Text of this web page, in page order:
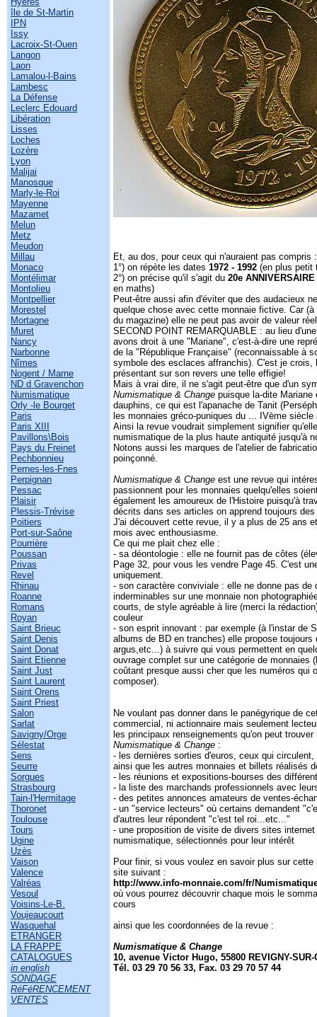
île de St-Martin
IPN
Issy
Lacroix-St-Ouen
Langon
Laon
Lamalou-l-Bains
Lambesc
La Défense
Leclerc Edouard
Libération
Lisses
Loches
Lozère
Lyon
Malijai
Manosque
Marly-le-Roi
Mayenne
Mazamet
Melun
Metz
Meudon
Millau
Monaco
Montélimar
Montolieu
Montpellier
Morestel
Mortagne
Muret
Nancy
Narbonne
Nîmes
Nogent / Marne
ND d Gravenchon
Numismatique
Orly -le Bourget
Paris
Paris XIII
Pavillons\Bois
Pays du Freinet
Pechbonnieu
Pernes-les-Fnes
Perpignan
Pessac
Plaisir
Plessis-Trévise
Poitiers
Port-sur-Saône
Pourrière
Poussan
Privas
Revel
Rhinau
Roanne
Romans
Royan
Saint Brieuc
Saint Denis
Saint Donat
Saint Etienne
Saint Just
Saint Laurent
Saint Orens
Saint Priest
Salon
Sarlat
Savigny/Orge
Sélestat
Sens
Seurre
Sorgues
Strasbourg
Tain-l'Hermitage
Thoronet
Toulouse
Tours
Ugine
Uzès
Vaison
Valence
Valréas
Vesoul
Voisins-Le-B.
Voujeaucourt
Wasquehal
ETRANGER
LA FRAPPE
CATALOGUES
in english
SONDAGE
RéFéRENCEMENT
VENTES
Et, au dos, pour ceux qui n'auraient pas compris
1°) on répète les dates 1972 - 1992 (en plus
2°) on précise qu'il s'agit du 20e ANNIVERSAIRE
en maths)
Peut-être aussi afin d'éviter que des audacieux
quelque chose avec cette monnaie fictive. Car
du magazine) elle ne peut pas avoir de valeur
SECOND POINT REMARQUABLE : au lieu
avons droit à une "Mariane", c'est-à-dire une
de la "République Française" (reconnaissable à
symbole des esclaces affranchis). C'est je crois,
présentant sur son revers une telle effigie!
Mais à vrai dire, il ne s'agit peut-être que d'un
Numismatique & Change puisque la-dite Mariane
dauphins, ce qui est l'apanache de Tanit
les monnaies gréco-puniques du ... IVème
Ainsi la revue voudrait simplement signifier
numismatique de la plus haute antiquité jusqu'à
Notons aussi les marques de l'atelier de
poinçonné.
Numismatique & Change est une revue qui
passionnent pour les monnaies quelqu'elles
également les amoureux de l'Histoire puisqu'à
décrits dans ses articles on apprend toujours
J'ai découvert cette revue, il y a plus de 25 ans
mois avec enthousiasme.
Ce qui me plait chez elle :
- sa déontologie : elle ne fournit pas de côtes
Page 32, pour vous les vendre Page 45. C'est
uniquement.
- son caractère conviviale : elle ne donne pas de
inderminables sur une monnaie non
courts, de style agréable à lire (merci la
couleur
- son esprit innovant : par exemple (à l'instar de
albums de BD en tranches) elle propose toujours
argus,etc...) à suivre qui vous permettent en
ouvrage complet sur une catégorie de monnaies
coûtant presque aussi cher que les numéros qui
composer).
Ne voulant pas donner dans le panégyrique de
commercial, ni actionnaire mais seulement
les principaux renseignements qu'on peut
Numismatique & Change :
- les dernières sorties d'euros, ceux qui
ainsi que les autres monnaies et billets réalisés
- les réunions et expositions-bourses des
- la liste des marchands professionnels avec
- des petites annonces amateurs de ventes-
- un "service lecteurs" où certains demandent
d'autres leur répondent "c'est tel roi...etc..."
- une proposition de visite de divers sites
numismatique, sélectionnés pour leur intérêt
Pour finir, si vous voulez en savoir plus sur
site suivant :
http://www.info-monnaie.com/fr/
où vous pourrez découvrir chaque mois le
cours
ainsi que les coordonnées de la revue :
Numismatique & Change
10, avenue Victor Hugo, 55800 REVIGNY-
Tél. 03 29 70 56 33, Fax. 03 29 70 57 44